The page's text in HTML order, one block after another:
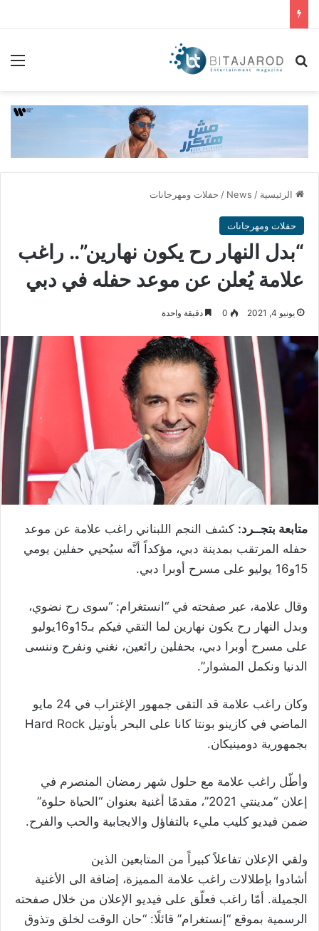
بحث عن
الرئيسية /
News
/ حفلات ومهرجانات
حفلات ومهرجانات
“بدل النهار رح يكون نهارين”.. راغب
علامة يُعلن عن موعد حفله في دبي
يونيو 4, 2021 0 دقيقة واحدة
متابعة بتجــرد: كشف النجم اللبناني راغب علامة عن موعد
حفله المرتقب بمدينة دبي، مؤكداً أنَّه سيُحيي حفلين يومي
15و16 يوليو على مسرح أوبرا دبي.
وقال علامة، عبر صفحته في “انستغرام: “سوى رح نضوي،
وبدل النهار رح يكون نهارين لما التقي فيكم بـ15و16يوليو
على مسرح أوبرا دبي، بحفلين رائعين، نغني ونفرح وننسى
الدنيا ونكمل المشوار”.
وكان راغب علامة قد التقى جمهور الإغتراب في 24 مايو
الماضي في كازينو بونتا كانا على البحر بأوتيل Hard Rock
بجمهورية دومينيكان.
وأطّل راغب علامة مع حلول شهر رمضان المنصرم في
إعلان “مدينتي 2021”، مقدمًا أغنية بعنوان “الحياة حلوة”
ضمن فيديو كليب مليء بالتفاؤل والايجابية والحب والفرح.
ولقي الإعلان تفاعلاً كبيراً من المتابعين الذين
أشادوا بإطلالات راغب علامة المميزة، إضافة الى الأغنية
الجميلة. أمّا راغب فعلّق على فيديو الإعلان من خلال صفحته
الرسمية بموقع “إنستغرام” قائلًا: “حان الوقت لخلق وتذوق